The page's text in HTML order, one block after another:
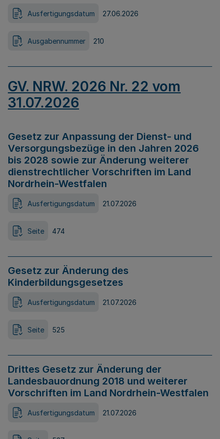
Ausfertigungsdatum 27.06.2026
Ausgabennummer 210
GV. NRW. 2026 Nr. 22 vom
31.07.2026
Gesetz zur Anpassung der Dienst- und
Versorgungsbezüge in den Jahren 2026
bis 2028 sowie zur Änderung weiterer
dienstrechtlicher Vorschriften im Land
Nordrhein-Westfalen
Ausfertigungsdatum 21.07.2026
Seite 474
Gesetz zur Änderung des
Kinderbildungsgesetzes
Ausfertigungsdatum 21.07.2026
Seite 525
Drittes Gesetz zur Änderung der
Landesbauordnung 2018 und weiterer
Vorschriften im Land Nordrhein-Westfalen
Ausfertigungsdatum 21.07.2026